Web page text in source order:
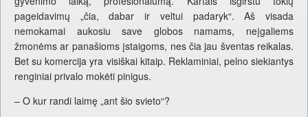
pageidavimų „čia, dabar ir veltui padaryk“. Aš visada
nemokamai aukosiu save globos namams, neįgaliems
žmonėms ar panašioms įstaigoms, nes čia jau šventas reikalas.
Bet su komercija yra visiškai kitaip. Reklaminiai, pelno siekiantys
renginiai privalo mokėti pinigus.
– O kur randi laimę „ant šio svieto“?